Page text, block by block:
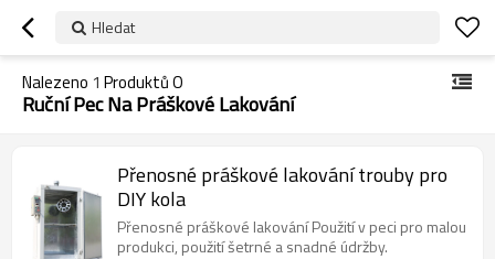
Hledat
Nalezeno 1 Produktů O
Ruční Pec Na Práškové Lakování
Přenosné práškové lakování trouby pro
DIY kola
Přenosné práškové lakování Použití v peci pro malou
produkci, použití šetrné a snadné údržby.